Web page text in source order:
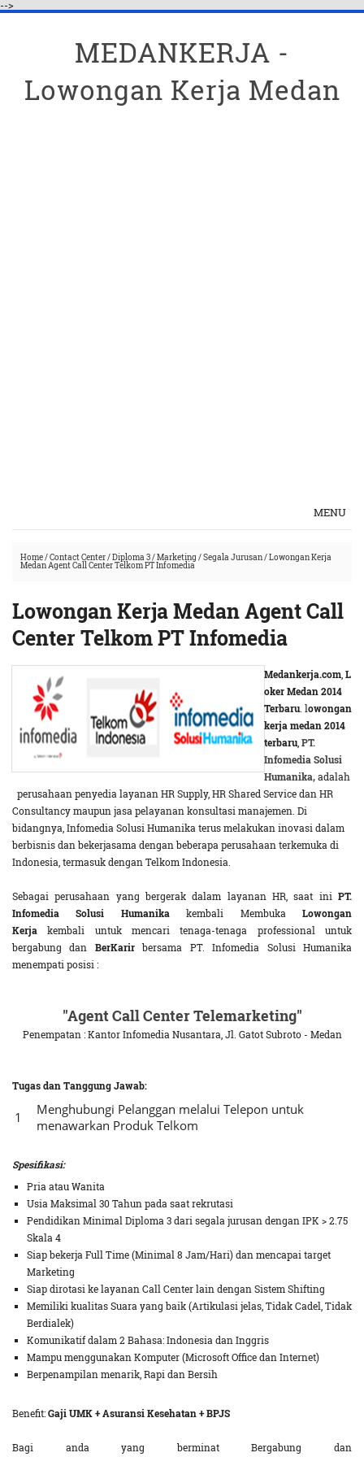
-->
MEDANKERJA -
Lowongan Kerja Medan
MENU
Home/Contact Center/Diploma 3/Marketing /Segala Jurusan/Lowongan Kerja
Medan Agent Call Center Telkom PT Infomedia
Lowongan Kerja Medan Agent Call
Center Telkom PT Infomedia
Medankerja.com L
oker Medan 2014
Terbaru . lowongan
kerja medan 2014
terbaru PT.
Infomedia Solusi
Humanika,adalah
perusahaan penyedia layanan HR Supply, HR Shared Service dan HR
Consultancy maupun jasa pelayanan konsultasi manajemen. Di
bidangnya, Infomedia Solusi Humanika terus melakukan inovasi dalam
berbisnis dan bekerjasama dengan beberapa perusahaan terkemuka di
Indonesia, termasuk dengan Telkom Indonesia.
Sebagai perusahaan yang bergerak dalam layanan HR, saat ini PT.
Infomedia Solusi Humanikakembali MembukaLowongan
Kerja kembali untuk mencari tenaga-tenaga professional untuk
bergabung dan BerKarirbersama PT. Infomedia Solusi Humanika
menempati posisi :
"Agent Call Center Telemarketing"
Penempatan : Kantor Infomedia Nusantara, Jl. Gatot Subroto - Medan
Tugas dan Tanggung Jawab:
Menghubungi Pelanggan melalui Telepon untuk
menawarkan Produk Telkom
Spesifikasi:
Pria atau Wanita
Usia Maksimal 30 Tahun pada saat rekrutasi
Pendidikan Minimal Diploma 3 dari segala jurusan dengan IPK > 2.75
Skala 4
Siap bekerja Full Time (Minimal 8 Jam/Hari) dan mencapai target
Marketing
Siap dirotasi ke layanan Call Center lain dengan Sistem Shifting
Memiliki kualitas Suara yang baik (Artikulasi jelas, Tidak Cadel, Tidak
Berdialek)
Komunikatif dalam 2 Bahasa: Indonesia dan Inggris
Mampu menggunakan Komputer (Microsoft Office dan Internet)
Berpenampilan menarik, Rapi dan Bersih
Benefit:Gaji UMK + Asuransi Kesehatan + BPJS
Bagi anda yang berminat Bergabung dan